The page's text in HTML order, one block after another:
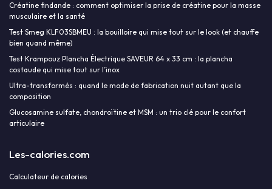
Créatine findande : comment optimiser la prise de créatine pour la masse
musculaire et la santé
Test Smeg KLF03SBMEU : la bouilloire qui mise tout sur le look (et chauffe
bien quand même)
Test Krampouz Plancha Électrique SAVEUR 64 x 33 cm : la plancha
costaude qui mise tout sur l’inox
Ultra-transformés : quand le mode de fabrication nuit autant que la
composition
Glucosamine sulfate, chondroïtine et MSM : un trio clé pour le confort
articulaire
Les-calories.com
Calculateur de calories